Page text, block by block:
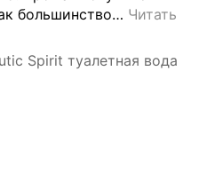
большинство… Читать
Spirit туалетная вода